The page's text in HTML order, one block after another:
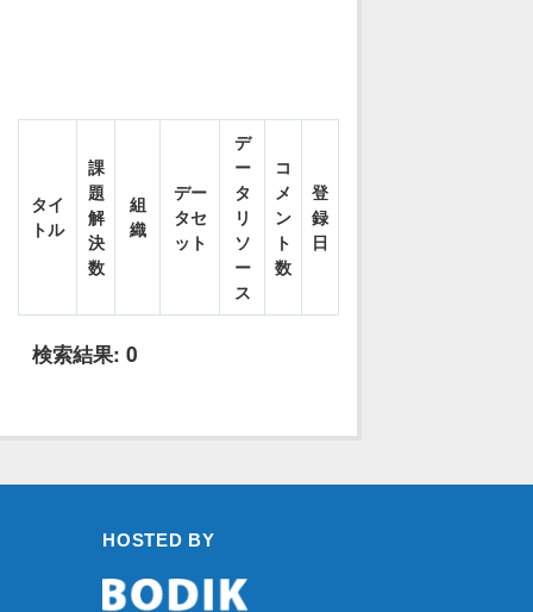
検索結果: 0
タイ
トル
課
題
解
決
数
組
織
デー
タセ
ット
デ
ー
タ
リ
ソ
ー
ス
コ
メ
ン
ト
数
登
録
日
HOSTED BY